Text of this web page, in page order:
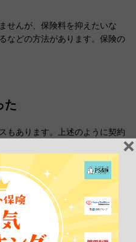
せんが、保険料を抑えたいな
などの方法があります。保険の
た
もあります。上述のように契約
になった場合や
です。ペットが
合もあります。
られるのか（更新可能年齢）、
ましょう。